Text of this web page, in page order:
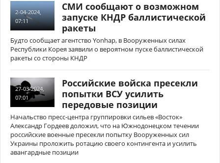
2-04-2024,
07:11
СМИ сообщают о возможном
запуске КНДР баллистической
ракеты
Будто сообщает агентство Yonhap, в Вооруженных силах
Республики Корея заявили о вероятном пуске баллистической
ракеты со стороны КНДР
27-03-2024,
07:01
Российские войска пресекли
попытки ВСУ усилить
передовые позиции
Начальство пресс-центра группировки сильев «Восток»
Александр Гордеев доложил, что на Южнодонецком течении
российские военные пресекли попытку Вооруженных сил
Украины проложить ротацию своего контингента и усилить
авангардные позиции